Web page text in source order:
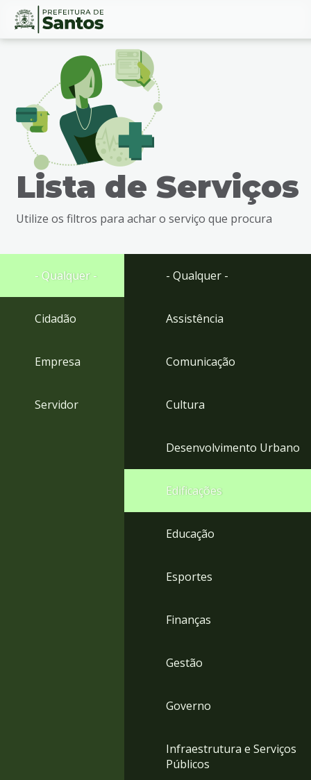
Ir
busca
Ir
rodapé
Conteúdo
Lista de Serviços
Utilize os filtros para achar o serviço que procura
- Qualquer -
Cidadão
Empresa
Servidor
- Qualquer -
Assistência
Comunicação
Cultura
Desenvolvimento Urbano
Edificações
Educação
Esportes
Finanças
Gestão
Governo
Infraestrutura e Serviços
Públicos